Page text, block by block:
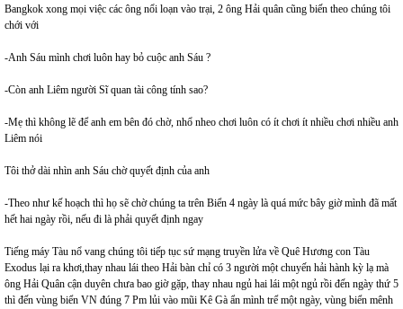
Bangkok xong mọi việc các ông nổi loạn vào trại, 2 ông Hải quân cũng biến theo chúng tôi
chới với
-Anh Sáu mình chơi luôn hay bỏ cuộc anh Sáu ?
-Còn anh Liêm người Sĩ quan tài công tính sao?
-Mẹ thì không lẽ để anh em bên đó chờ, nhổ nheo chơi luôn có ít chơi ít nhiều chơi nhiều anh
Liêm nói
Tôi thở dài nhìn anh Sáu chờ quyết định của anh
-Theo như kế hoạch thì họ sẽ chờ chúng ta trên Biển 4 ngày là quá mức bây giờ mình đã mất
hết hai ngày rồi, nếu đi là phải quyết định ngay
Tiếng máy Tàu nổ vang chúng tôi tiếp tục sứ mạng truyền lửa về Quê Hương con Tàu
Exodus lại ra khơi,thay nhau lái theo Hải bàn chỉ có 3 người một chuyến hải hành kỳ lạ mà
ông Hải Quân cận duyên chưa bao giờ gặp, thay nhau ngủ hai lái một ngủ rồi đến ngày thứ 5
thì đến vùng biển VN đúng 7 Pm lủi vào mũi Kê Gà ẩn mình trể một ngày, vùng biển mênh